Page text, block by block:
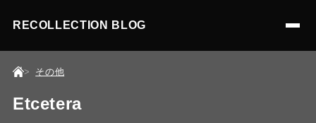
RECOLLECTION BLOG
その他
Etcetera